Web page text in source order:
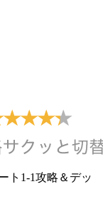
ト1-1攻略＆デッ